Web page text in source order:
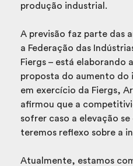
produção industrial.
A previsão faz parte das
a Federação das
Fiergs – está elaborando
proposta do aumento do
em exercício da Fiergs,
afirmou que a
sofrer caso a elevação
teremos reflexo sobre a
Atualmente, estamos